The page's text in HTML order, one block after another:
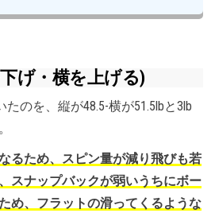
げ・横を上げる)
のを、縦が48.5-横が51.5lbと3lb
るため、スピン量が減り飛びも若
スナップバックが弱いうちにボー
め、フラットの滑ってくるような